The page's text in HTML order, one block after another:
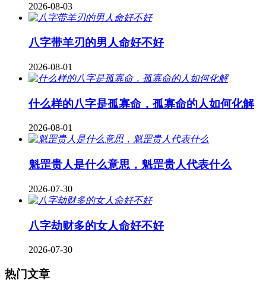
2026-08-03
八字带羊刃的男人命好不好
2026-08-01
什么样的八字是孤寡命，孤寡命的人如何化解
2026-08-01
魁罡贵人是什么意思，魁罡贵人代表什么
2026-07-30
八字劫财多的女人命好不好
2026-07-30
热门文章